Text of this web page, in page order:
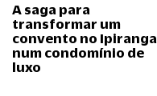
A saga para
transformar um
convento no Ipiranga
num condomínio de
luxo